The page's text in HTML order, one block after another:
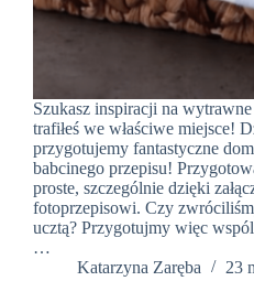
Szukasz inspiracji na
trafiłeś we właściwe miejsce!
przygotujemy fantastyczne
babcinego przepisu!
proste, szczególnie dzięki
fotoprzepisowi. Czy
ucztą? Przygotujmy więc
…
Katarzyna Zaręba
23